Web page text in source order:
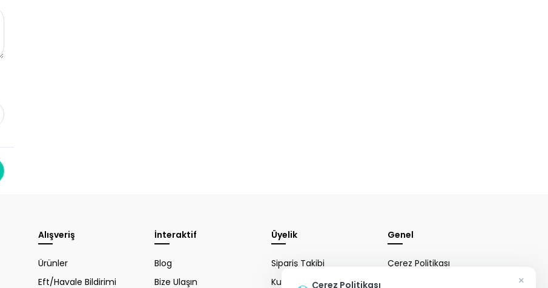
Alışveriş
Ürünler
Eft/Havale Bildirimi
İnteraktif
Blog
Bize Ulaşın
Üyelik
Sipariş Takibi
Kullanıcı
Genel
Çerez Politikası
Çerez Politikası ×
WhatsApp Destek
Merhaba, Nasıl
Yardımcı Olabilirim